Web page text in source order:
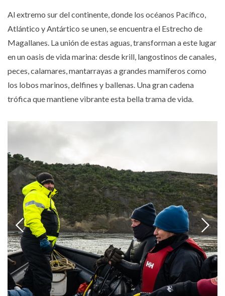
Al extremo sur del continente, donde los océanos Pacífico,
Atlántico y Antártico se unen, se encuentra el Estrecho de
Magallanes. La unión de estas aguas, transforman a este lugar
en un oasis de vida marina: desde krill, langostinos de canales,
peces, calamares, mantarrayas a grandes mamíferos como
los lobos marinos, delfines y ballenas. Una gran cadena
trófica que mantiene vibrante esta bella trama de vida.